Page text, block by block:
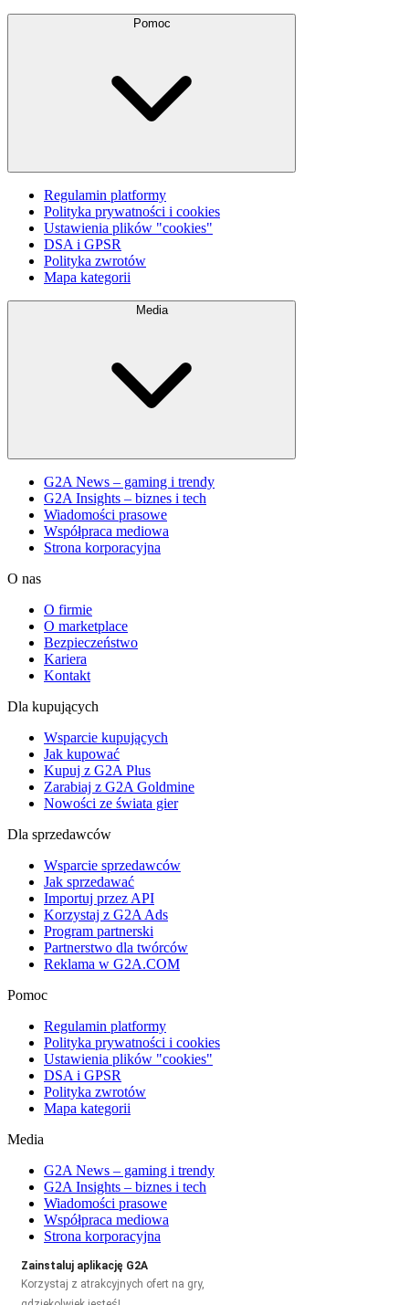
Pomoc
Regulamin platformy
Polityka prywatności i cookies
Ustawienia plików "cookies"
DSA i GPSR
Polityka zwrotów
Mapa kategorii
Media
G2A News – gaming i trendy
G2A Insights – biznes i tech
Wiadomości prasowe
Współpraca mediowa
Strona korporacyjna
O nas
O firmie
O marketplace
Bezpieczeństwo
Kariera
Kontakt
Dla kupujących
Wsparcie kupujących
Jak kupować
Kupuj z G2A Plus
Zarabiaj z G2A Goldmine
Nowości ze świata gier
Dla sprzedawców
Wsparcie sprzedawców
Jak sprzedawać
Importuj przez API
Korzystaj z G2A Ads
Program partnerski
Partnerstwo dla twórców
Reklama w G2A.COM
Pomoc
Regulamin platformy
Polityka prywatności i cookies
Ustawienia plików "cookies"
DSA i GPSR
Polityka zwrotów
Mapa kategorii
Media
G2A News – gaming i trendy
G2A Insights – biznes i tech
Wiadomości prasowe
Współpraca mediowa
Strona korporacyjna
Zainstaluj aplikację G2A
Korzystaj z atrakcyjnych ofert na gry,